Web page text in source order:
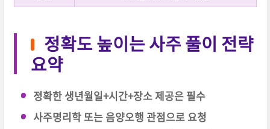
정확도 높이는 사주 풀이 전략
요약
정확한 생년월일+시간+장소 제공은 필수
사주명리학 또는 음양오행 관점으로 요청